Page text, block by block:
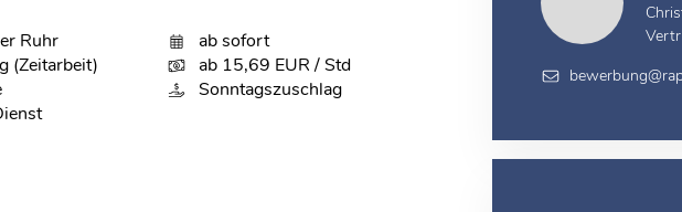
Ruhr
(Zeitarbeit)
ab sofort
ab 15,69 EUR / Std
Sonntagszuschlag